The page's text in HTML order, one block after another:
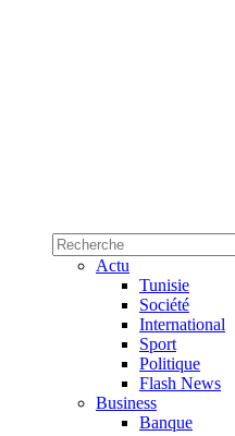
Actu
Tunisie
Société
International
Sport
Politique
Flash News
Business
Banque